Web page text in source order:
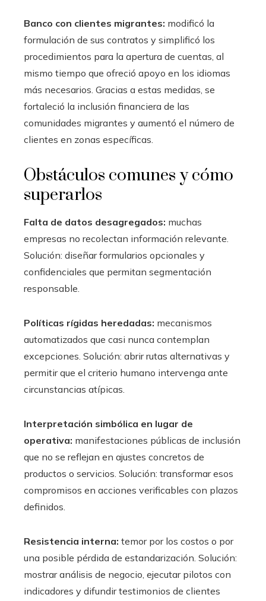
Banco con clientes migrantes: modificó la
formulación de sus contratos y simplificó los
procedimientos para la apertura de cuentas, al
mismo tiempo que ofreció apoyo en los idiomas
más necesarios. Gracias a estas medidas, se
fortaleció la inclusión financiera de las
comunidades migrantes y aumentó el número de
clientes en zonas específicas.
Obstáculos comunes y cómo
superarlos
Falta de datos desagregados: muchas
empresas no recolectan información relevante.
Solución: diseñar formularios opcionales y
confidenciales que permitan segmentación
responsable.
Políticas rígidas heredadas: mecanismos
automatizados que casi nunca contemplan
excepciones. Solución: abrir rutas alternativas y
permitir que el criterio humano intervenga ante
circunstancias atípicas.
Interpretación simbólica en lugar de
operativa: manifestaciones públicas de inclusión
que no se reflejan en ajustes concretos de
productos o servicios. Solución: transformar esos
compromisos en acciones verificables con plazos
definidos.
Resistencia interna: temor por los costos o por
una posible pérdida de estandarización. Solución:
mostrar análisis de negocio, ejecutar pilotos con
indicadores y difundir testimonios de clientes